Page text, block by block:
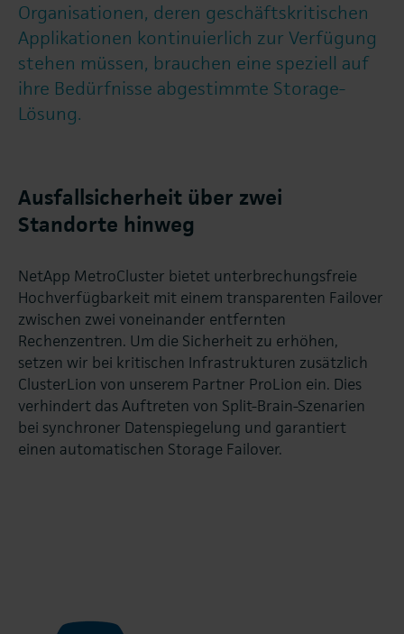
Organisationen, deren geschäftskritischen
Applikationen kontinuierlich zur Verfügung
stehen müssen, brauchen eine speziell auf
ihre Bedürfnisse abgestimmte Storage-
Lösung.
Ausfallsicherheit über zwei
Standorte hinweg
NetApp MetroCluster bietet unterbrechungsfreie
Hochverfügbarkeit mit einem transparenten Failover
zwischen zwei voneinander entfernten
Rechenzentren. Um die Sicherheit zu erhöhen,
setzen wir bei kritischen Infrastrukturen zusätzlich
ClusterLion von unserem Partner ProLion ein. Dies
verhindert das Auftreten von Split-Brain-Szenarien
bei synchroner Datenspiegelung und garantiert
einen automatischen Storage Failover.